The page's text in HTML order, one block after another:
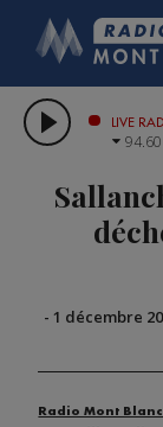
LIVE
94.60
- 1 décembre
Radio Mont Blanc